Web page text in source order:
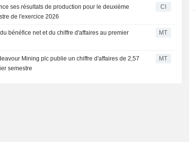
ses résultats de production pour le deuxième
de l'exercice 2026
CI
bénéfice net et du chiffre d'affaires au premier
MT
Mining plc publie un chiffre d'affaires de 2,57
semestre
MT